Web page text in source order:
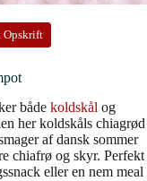
Opskrift
både koldskål og
her koldskåls chiagrød
af dansk sommer
chiafrø og skyr. Perfekt
eller en nem meal